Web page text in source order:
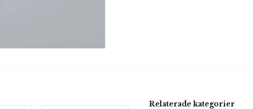
Relaterade kategorier